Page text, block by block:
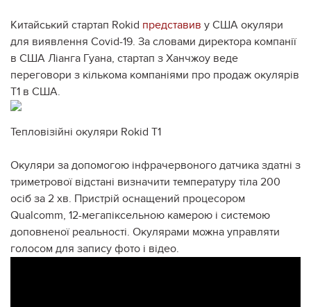
Китайський стартап Rokid представив у США окуляри
для виявлення Covid-19. За словами директора компанії
в США Ліанга Гуана, стартап з Ханчжоу веде
переговори з кількома компаніями про продаж окулярів
T1 в США.
Тепловізійні окуляри Rokid T1
Окуляри за допомогою інфрачервоного датчика здатні з
триметрової відстані визначити температуру тіла 200
осіб за 2 хв. Пристрій оснащений процесором
Qualcomm, 12-мегапіксельною камерою і системою
доповненої реальності. Окулярами можна управляти
голосом для запису фото і відео.